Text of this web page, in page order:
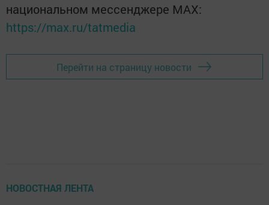
национальном мессенджере MАХ:
https://max.ru/tatmedia
Перейти на страницу новости
НОВОСТНАЯ ЛЕНТА